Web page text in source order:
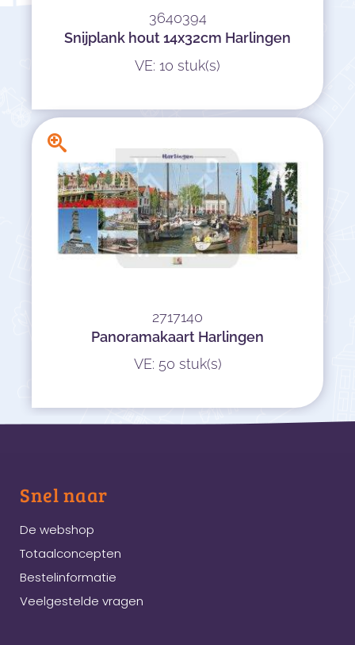
3640394
Snijplank hout 14x32cm Harlingen
VE: 10 stuk(s)
2717140
Panoramakaart Harlingen
VE: 50 stuk(s)
Snel naar
De webshop
Totaalconcepten
Bestelinformatie
Veelgestelde vragen